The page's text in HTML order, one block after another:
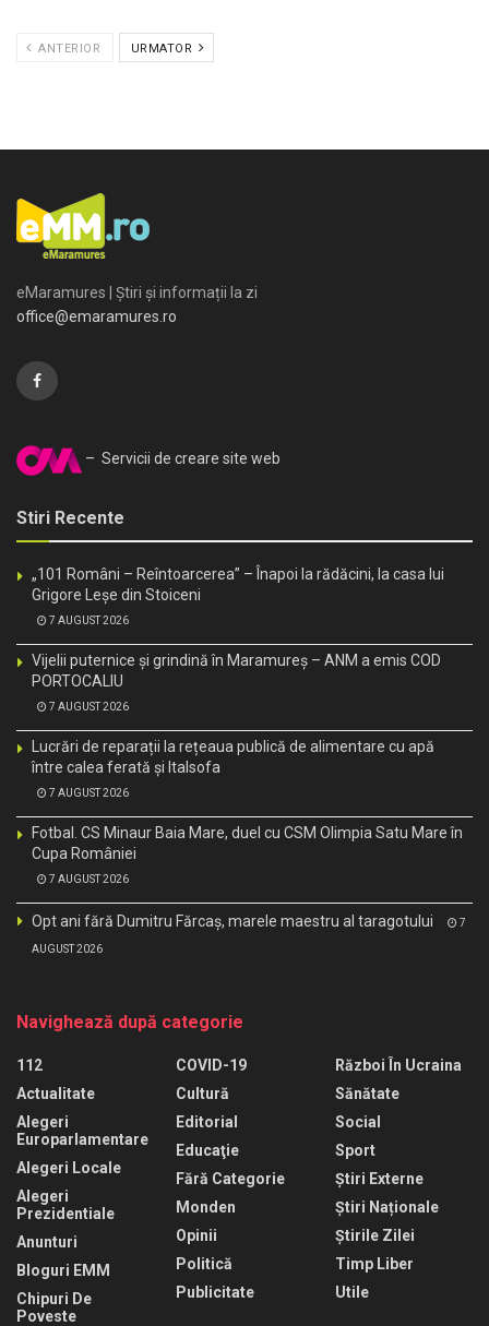
ANTERIOR URMATOR
eMaramures | Știri și informații la zi
office@emaramures.ro
– Servicii de creare site web
Stiri Recente
„101 Români – Reîntoarcerea” – Înapoi la rădăcini, la casa lui
Grigore Leșe din Stoiceni
7 AUGUST 2026
Vijelii puternice și grindină în Maramureș – ANM a emis COD
PORTOCALIU
7 AUGUST 2026
Lucrări de reparații la rețeaua publică de alimentare cu apă
între calea ferată și Italsofa
7 AUGUST 2026
Fotbal. CS Minaur Baia Mare, duel cu CSM Olimpia Satu Mare în
Cupa României
7 AUGUST 2026
Opt ani fără Dumitru Fărcaș, marele maestru al taragotului 7
AUGUST 2026
Navighează după categorie
112
Actualitate
Alegeri
Europarlamentare
Alegeri Locale
Alegeri
Prezidentiale
Anunturi
Bloguri EMM
Chipuri De
Poveste
COVID-19
Cultură
Editorial
Educaţie
Fără Categorie
Monden
Opinii
Politică
Publicitate
Război În Ucraina
Sănătate
Social
Sport
Știri Externe
Știri Naționale
Știrile Zilei
Timp Liber
Utile